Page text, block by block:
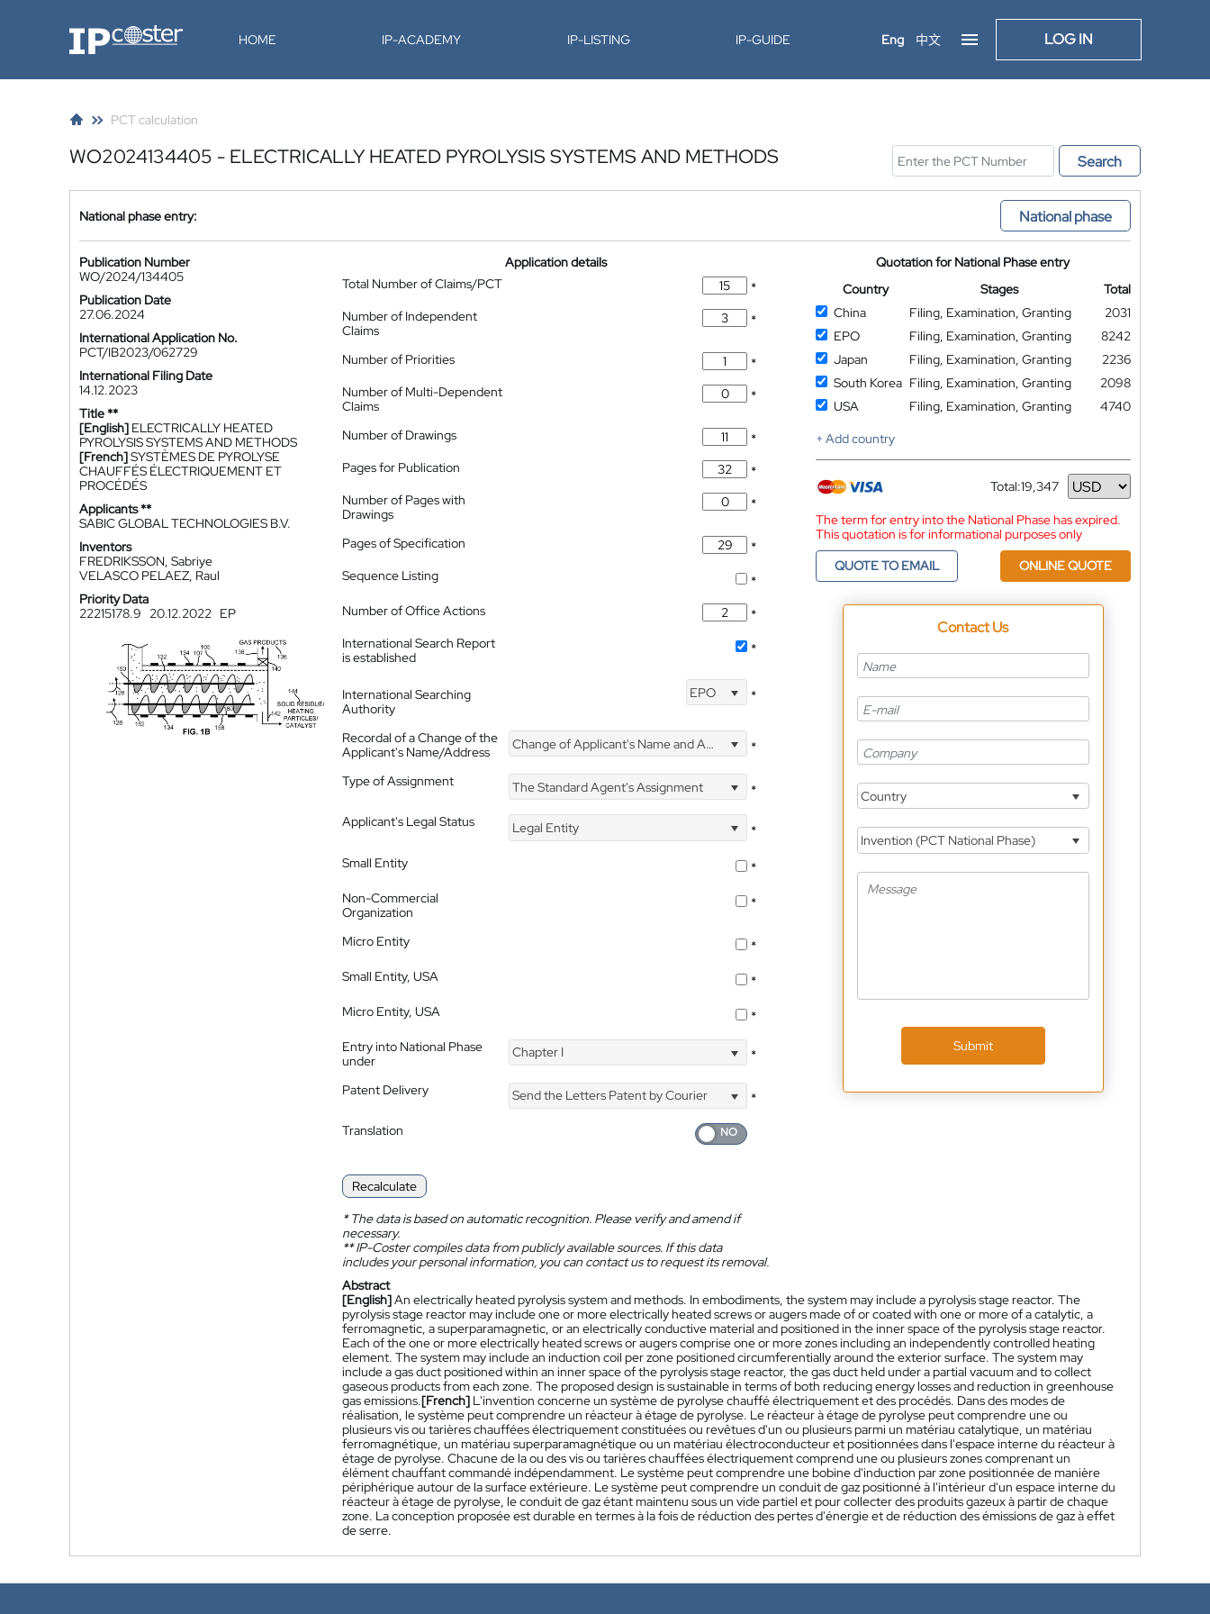
IP-Coster HOME IP-ACADEMY IP-LISTING IP-GUIDE Eng 中文 LOG IN
PCT calculation
WO2024134405 - ELECTRICALLY HEATED PYROLYSIS SYSTEMS AND METHODS Search
National phase entry: National phase
Publication Number
WO/2024/134405
Publication Date
27.06.2024
International Application No.
PCT/IB2023/062729
International Filing Date
14.12.2023
Title **
[English] ELECTRICALLY HEATED
PYROLYSIS SYSTEMS AND METHODS
[French]SYSTÈMES DE PYROLYSE
CHAUFFÉS ÉLECTRIQUEMENT ET
PROCÉDÉS
Applicants **
SABIC GLOBAL TECHNOLOGIES B.V.
Inventors
FREDRIKSSON, Sabriye
VELASCO PELAEZ, Raul
Priority Data
22215178.9
20.12.2022 EP
Application details
Total Number of Claims/PCT
*
Number of Independent
Claims
*
Number of Priorities
*
Number of Multi-Dependent
Claims
*
Number of Drawings
*
Pages for Publication
*
Number of Pages with
Drawings
*
Pages of Specification
*
Sequence Listing
*
Number of Office Actions
*
International Search Report
is established
*
International Searching
Authority
EPO *
Recordal of a Change of the
Applicant's Name/Address
Change of Applicant's Name and Address *
Type of Assignment The Standard Agent's Assignment
*
Applicant's Legal Status
Legal Entity
*
Small Entity
*
Non-Commercial
Organization
*
Micro Entity
*
Small Entity, USA
*
Micro Entity, USA
*
Entry into National Phase
under
Chapter I *
Patent Delivery Send the Letters Patent by Courier
*
Translation
Recalculate
*The data is based on automatic recognition. Please verify and amend if
necessary.
**IP-Coster compiles data from publicly available sources. If this data
includes your personal information, you can contact us to request its removal.
Quotation for National Phase entry
Country
Stages
Total
China
Filing, Examination, Granting
2031
EPO
Filing, Examination, Granting
8242
Japan
Filing, Examination, Granting
2236
South Korea Filing, Examination, Granting
2098
USA
Filing, Examination, Granting
4740
+ Add country
Total:19,347
Currency
The term for entry into the National Phase has expired.
This quotation is for informational purposes only
QUOTE TO EMAIL
ONLINE QUOTE
Contact Us
Country
Invention (PCT National Phase)
Submit
Abstract
[English]An electrically heated pyrolysis system and methods. In embodiments, the system may include a pyrolysis stage reactor. The
pyrolysis stage reactor may include one or more electrically heated screws or augers made of or coated with one or more of a catalytic, a
ferromagnetic, a superparamagnetic, or an electrically conductive material and positioned in the inner space of the pyrolysis stage reactor.
Each of the one or more electrically heated screws or augers comprise one or more zones including an independently controlled heating
element. The system may include an induction coil per zone positioned circumferentially around the exterior surface. The system may
include a gas duct positioned within an inner space of the pyrolysis stage reactor, the gas duct held under a partial vacuum and to collect
gaseous products from each zone. The proposed design is sustainable in terms of both reducing energy losses and reduction in greenhouse
gas emissions.[French] L'invention concerne un système de pyrolyse chauffé électriquement et des procédés. Dans des modes de
réalisation, le système peut comprendre un réacteur à étage de pyrolyse. Le réacteur à étage de pyrolyse peut comprendre une ou
plusieurs vis ou tarières chauffées électriquement constituées ou revêtues d'un ou plusieurs parmi un matériau catalytique, un matériau
ferromagnétique, un matériau superparamagnétique ou un matériau électroconducteur et positionnées dans l'espace interne du réacteur à
étage de pyrolyse. Chacune de la ou des vis ou tarières chauffées électriquement comprend une ou plusieurs zones comprenant un
élément chauffant commandé indépendamment. Le système peut comprendre une bobine d'induction par zone positionnée de manière
périphérique autour de la surface extérieure. Le système peut comprendre un conduit de gaz positionné à l'intérieur d'un espace interne du
réacteur à étage de pyrolyse, le conduit de gaz étant maintenu sous un vide partiel et pour collecter des produits gazeux à partir de chaque
zone. La conception proposée est durable en termes à la fois de réduction des pertes d'énergie et de réduction des émissions de gaz à effet
de serre.